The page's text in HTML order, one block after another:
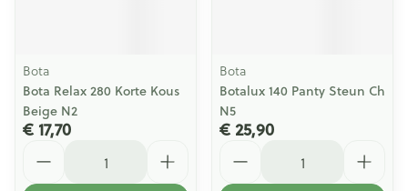
Bota
Bota Relax 280 Korte Kous
Beige N2
€ 17,70
Bota
Botalux 140 Panty Steun Ch
N5
€ 25,90